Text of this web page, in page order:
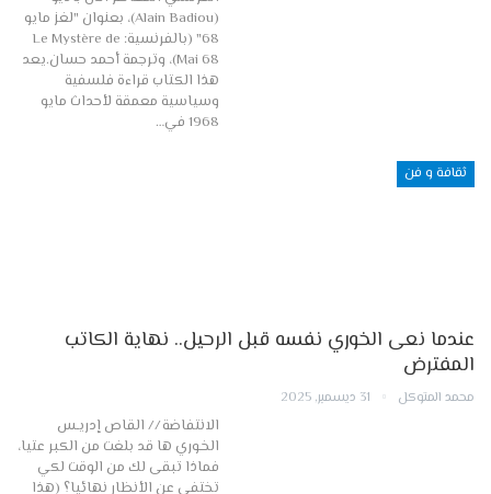
(Alain Badiou)، بعنوان "لغز مايو
68" (بالفرنسية: Le Mystère de
Mai 68)، وترجمة أحمد حسان. ​يعد
هذا الكتاب قراءة فلسفية
وسياسية معمقة لأحداث مايو
1968 في…
ثقافة و فن
عندما نعى الخوري نفسه قبل الرحيل.. نهاية الكاتب
المفترض
محمد المتوكل 31 ديسمبر, 2025
الانتفاضة // القاص إدريـس
الخـوري ها قد بلغت من الكبر عتيا،
فماذا تبقى لك من الوقت لكي
تختفي عن الأنظار نهائيا؟ (هذا